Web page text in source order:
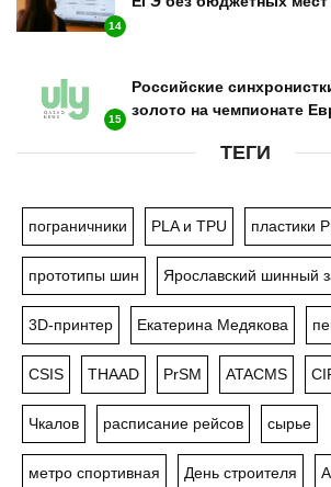
14
15
Российские
золото на чемпионате
ТЕГИ
пограничники PLA и TPU пластики
прототипы шин Ярославский шинный
3D-принтер Екатерина Медякова
CSIS THAAD PrSM ATACMS
Чкалов расписание рейсов сырье
метро спортивная День строителя